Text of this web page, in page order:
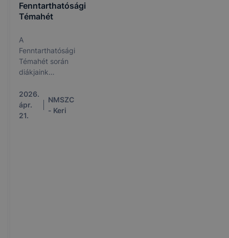
Fenntarthatósági
Témahét
A
Fenntarthatósági
Témahét során
diákjaink
és
szemléletformáló
programban
2026.
ápr.
21.
NMSZC
- Keri